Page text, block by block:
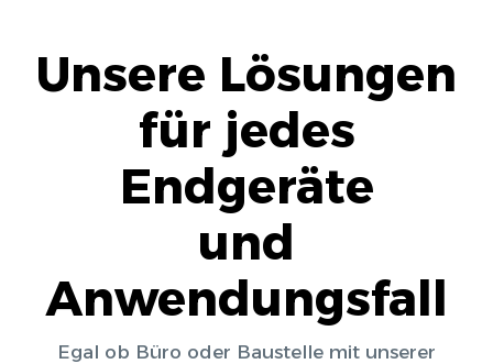
Unsere Lösungen
für jedes
Endgeräte
und
Anwendungsfall
Egal ob Büro oder Baustelle mit unserer